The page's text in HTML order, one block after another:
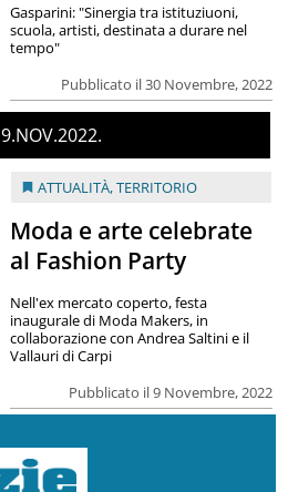
Pubblicato il 30 Novembre, 2022
Gasparini: "Sinergia tra istituziuoni,
scuola, artisti, destinata a durare nel
tempo"
9 NOV 2022
ATTUALITÀ,TERRITORIO
Moda e arte celebrate
al Fashion Party
Pubblicato il 9 Novembre, 2022
Nell'ex mercato coperto, festa
inaugurale di Moda Makers, in
collaborazione con Andrea Saltini e il
Vallauri di Carpi